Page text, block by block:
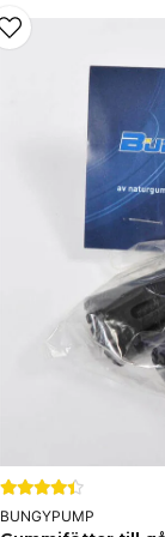
BUNGYPUMP